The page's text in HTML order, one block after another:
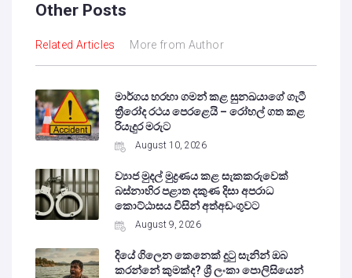
Other Posts
Related Articles More from Author
මාර්ගය හරහා ගමන් කළ සුනඛයාගේ ගැටී
ත්‍රීරෝද රථය පෙරළෙයි – රෝහල් ගත කළ
රියැදුර මරුට
August 10, 2026
ව්‍යාජ මුදල් මුද්‍රණය කළ සැකකරුවෙක්
බස්නාහිර පළාත දකුණ දිසා අපරාධ
කොට්ඨාසය විසින් අත්අඩංගුවට
August 9, 2026
දියේ ගිලෙන කෙනෙක් දුටු සැනින් ඔබ
කරන්නේ කුමක්ද? ශ්‍රී ලංකා පොලිසියෙන්